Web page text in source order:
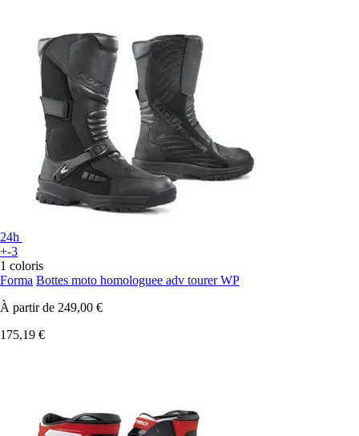
24h
+-3
1 coloris
Forma Bottes moto homologuee adv tourer WP
À partir de 249,00 €
175,19 €